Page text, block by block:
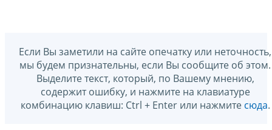
Если Вы заметили на сайте опечатку или неточность,
мы будем признательны, если Вы сообщите об этом.
Выделите текст, который, по Вашему мнению,
содержит ошибку, и нажмите на клавиатуре
комбинацию клавиш: Ctrl + Enter или нажмите сюда.